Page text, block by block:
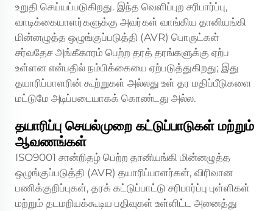
உறுதி செய்யப்படுகிறது. இந்த வெளிப்புற சரிபார்ப்பு,
வாடிக்கையாளர்களுக்கு அவர்கள் வாங்கிய தானியங்கி
மின்னழுத்த ஒழுங்குப்படுத்தி (AVR) பொருட்கள்
சர்வதேச அங்கீகாரம் பெற்ற தரத் தரங்களுக்கு ஏற்ப
உள்ளன என்பதில் நம்பிக்கையை ஏற்படுத்துகிறது; இது
தயாரிப்பாளரின் கூற்றுகள் அல்லது உள் தர மதிப்பீடுகளை
மட்டுமே அடிப்படையாகக் கொண்டது அல்ல.
தயாரிப்பு செயல்முறை கட்டுப்பாடுகள் மற்றும்
ஆவணங்கள்
ISO9001 சான்றிதழ் பெற்ற தானியங்கி மின்னழுத்த
ஒழுங்குப்படுத்தி (AVR) தயாரிப்பாளர்கள், விரிவான
பணிக்குறிப்புகள், தரக் கட்டுப்பாட்டு சரிபார்ப்பு புள்ளிகள்
மற்றும் தடமறியக்கூடிய பதிவுகள் உள்ளிட்ட அனைத்து